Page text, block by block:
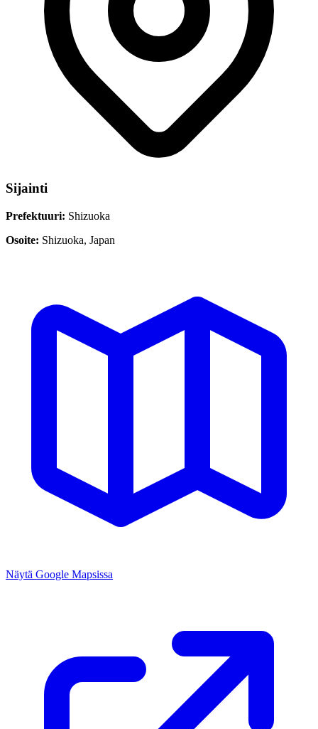
Sijainti
Prefektuuri: Shizuoka
Osoite: Shizuoka, Japan
Näytä Google Mapsissa